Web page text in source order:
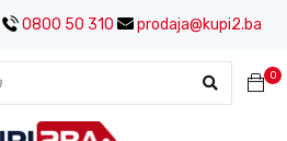
0800 50 310 prodaja@kupi2.ba
0